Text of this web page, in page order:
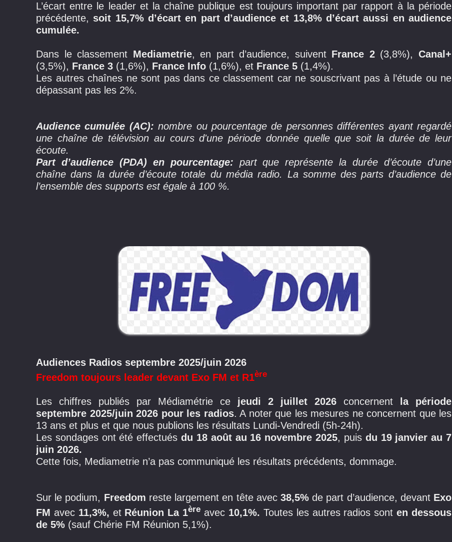
L’écart entre le leader et la chaîne publique est toujours important par rapport à la période
précédente, soit 15,7% d’écart en part d’audience et 13,8% d’écart aussi en audience
cumulée.
Dans le classement Mediametrie, en part d’audience, suivent France 2 (3,8%),Canal+
(3,5%), France 3 (1,6%), France Info (1,6%), et France 5 (1,4%).
Les autres chaînes ne sont pas dans ce classement car ne souscrivant pas à l’étude ou ne
dépassant pas les 2%.
Audience cumulée (AC):nombre ou pourcentage de personnes différentes ayant regardé
une chaîne de télévision au cours d'une période donnée quelle que soit la durée de leur
écoute.
Part d’audience (PDA) en pourcentage: part que représente la durée d’écoute d’une
chaîne dans la durée d’écoute totale du média radio. La somme des parts d’audience de
l’ensemble des supports est égale à 100 %.
Audiences Radios septembre 2025/juin 2026
Freedom toujours leader devant Exo FM et R1ère
Les chiffres publiés par Médiamétrie ce jeudi 2 juillet 2026 concernent
la période
septembre 2025/juin 2026 pour les radios. A noter que les mesures ne concernent que les
13 ans et plus et que nous publions les résultats Lundi-Vendredi (5h-24h).
Les sondages ont été effectuésdu 18 août au 16 novembre 2025, puisdu 19 janvier au 7
juin 2026.
Cette fois, Mediametrie n’a pas communiqué les résultats précédents, dommage.
Sur le podium, Freedom reste largement en tête avec 38,5%de part d’audience, devant Exo
FM avec 11,3%, et Réunion La 1ère avec 10,1%. Toutes les autres radios sonten dessous
de 5% (sauf Chérie FM Réunion 5,1%).